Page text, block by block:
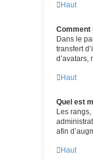
Haut
Comment
Dans le
transfert
d’avatars,
Haut
Quel est
Les
afin
Haut